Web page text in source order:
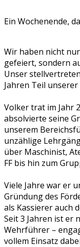
Ein Wochenende,
Wir haben nicht
gefeiert, sondern
Unser
Jahren Teil unserer
Volker trat im Jahr
absolvierte seine
unserem
unzählige
über Maschinist,
FF bis hin zum
Viele Jahre war er
Gründung des
als Kassierer auch
Seit 3 Jahren ist er
Wehrführer –
vollem Einsatz